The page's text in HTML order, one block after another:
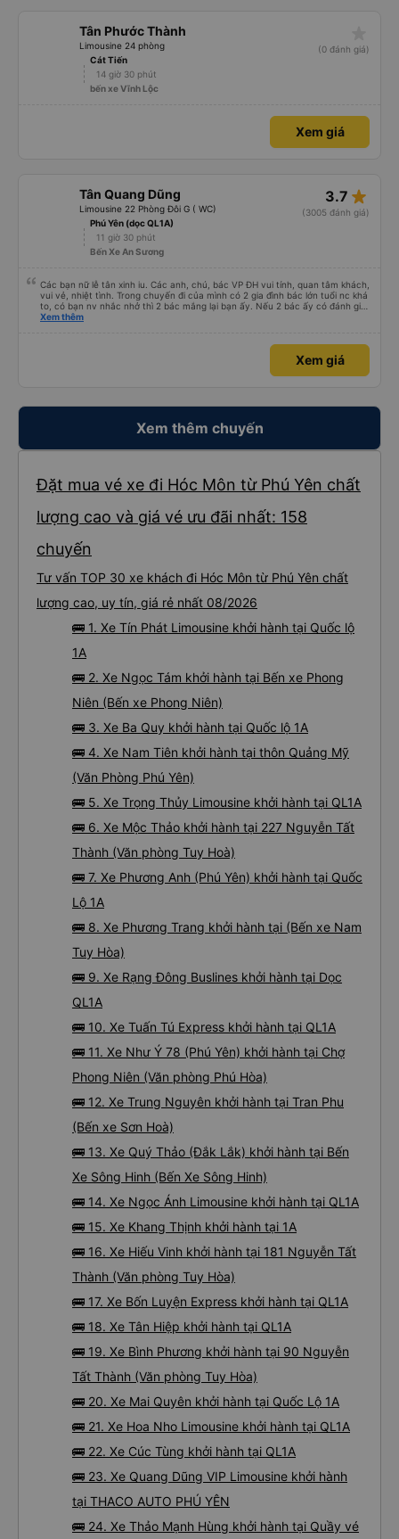
Tân Phước Thành
Limousine 24 phòng
(0 đánh giá)
Cát Tiến
14 giờ 30 phút
bến xe Vĩnh Lộc
Xem giá
Tân Quang Dũng
Limousine 22 Phòng Đôi G ( WC)
3.7 star_rate
(3005 đánh giá)
Phú Yên (dọc QL1A)
11 giờ 30 phút
Bến Xe An Sương
Các bạn nữ lễ tân xinh iu. Các anh, chú, bác VP ĐH vui tính, quan tâm khách,
vui vẻ, nhiệt tình. Trong chuyến đi của mình có 2 gia đình bác lớn tuổi nc khá
to, có bạn nv nhắc nhở thì 2 bác mắng lại bạn ấy. Nếu 2 bác ấy có đánh giá
xấu thì mình ngược lại nha. Bạn ấy nhắc nhở rất đúng. 2 bác nói rất to. To
bạn ấy nha. Nếu bạn ấy bị trừ thì bảo bạn ấy liên hệ sđt của mình, mình hỗ
trợ ạ. Số mình đuôi 666, chuyến ĐH-NT ngày 16/1. À các bạn nữ lễ tân xinh
iu còn đổi cho mình phòng đơn sang đôi xong còn note là (một mình) yêu
Xem thêm
Xem giá
Xem thêm chuyến
Đặt mua vé xe đi Hóc Môn từ Phú Yên chất
lượng cao và giá vé ưu đãi nhất: 158
chuyến
Tư vấn TOP 30 xe khách đi Hóc Môn từ Phú Yên chất
lượng cao, uy tín, giá rẻ nhất 08/2026
🚌 1. Xe Tín Phát Limousine khởi hành tại Quốc lộ
1A
🚌 2. Xe Ngọc Tám khởi hành tại Bến xe Phong
Niên (Bến xe Phong Niên)
🚌 3. Xe Ba Quy khởi hành tại Quốc lộ 1A
🚌 4. Xe Nam Tiên khởi hành tại thôn Quảng Mỹ
(Văn Phòng Phú Yên)
🚌 5. Xe Trọng Thủy Limousine khởi hành tại QL1A
🚌 6. Xe Mộc Thảo khởi hành tại 227 Nguyễn Tất
Thành (Văn phòng Tuy Hoà)
🚌 7. Xe Phương Anh (Phú Yên) khởi hành tại Quốc
Lộ 1A
🚌 8. Xe Phương Trang khởi hành tại (Bến xe Nam
Tuy Hòa)
🚌 9. Xe Rạng Đông Buslines khởi hành tại Dọc
QL1A
🚌 10. Xe Tuấn Tú Express khởi hành tại QL1A
🚌 11. Xe Như Ý 78 (Phú Yên) khởi hành tại Chợ
Phong Niên (Văn phòng Phú Hòa)
🚌 12. Xe Trung Nguyên khởi hành tại Tran Phu
(Bến xe Sơn Hoà)
🚌 13. Xe Quý Thảo (Đắk Lắk) khởi hành tại Bến
Xe Sông Hinh (Bến Xe Sông Hinh)
🚌 14. Xe Ngọc Ánh Limousine khởi hành tại QL1A
🚌 15. Xe Khang Thịnh khởi hành tại 1A
🚌 16. Xe Hiếu Vinh khởi hành tại 181 Nguyễn Tất
Thành (Văn phòng Tuy Hòa)
🚌 17. Xe Bốn Luyện Express khởi hành tại QL1A
🚌 18. Xe Tân Hiệp khởi hành tại QL1A
🚌 19. Xe Bình Phương khởi hành tại 90 Nguyễn
Tất Thành (Văn phòng Tuy Hòa)
🚌 20. Xe Mai Quyên khởi hành tại Quốc Lộ 1A
🚌 21. Xe Hoa Nho Limousine khởi hành tại QL1A
🚌 22. Xe Cúc Tùng khởi hành tại QL1A
🚌 23. Xe Quang Dũng VIP Limousine khởi hành
tại THACO AUTO PHÚ YÊN
🚌 24. Xe Thảo Mạnh Hùng khởi hành tại Quầy vé